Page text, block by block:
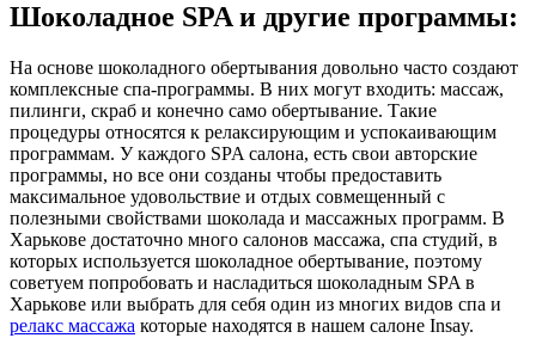
Шоколадное SPA и другие программы:
На основе шоколадного обертывания довольно часто создают
комплексные спа-программы. В них могут входить: массаж,
пилинги, скраб и конечно само обертывание. Такие
процедуры относятся к релаксирующим и успокаивающим
программам. У каждого SPA салона, есть свои авторские
программы, но все они созданы чтобы предоставить
максимальное удовольствие и отдых совмещенный с
полезными свойствами шоколада и массажных программ. В
Харькове достаточно много салонов массажа, спа студий, в
которых используется шоколадное обертывание, поэтому
советуем попробовать и насладиться шоколадным SPA в
Харькове или выбрать для себя один из многих видов спа и
релакс массажа которые находятся в нашем салоне Insay.